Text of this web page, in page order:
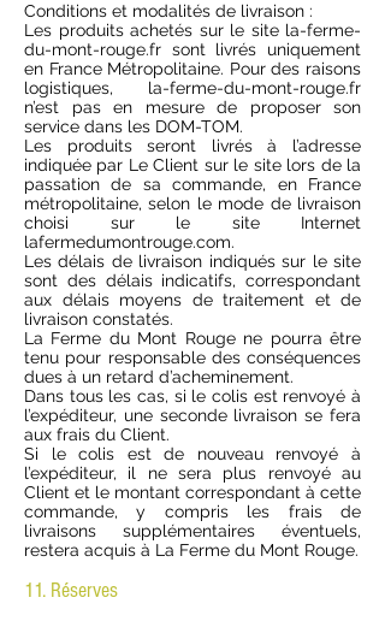
Conditions et modalités de livraison :
Les produits achetés sur le site la-ferme-
du-mont-rouge.fr sont livrés uniquement
en France Métropolitaine. Pour des raisons
logistiques, la-ferme-du-mont-rouge.fr
n’est pas en mesure de proposer son
service dans les DOM-TOM.
Les produits seront livrés à l’adresse
indiquée par Le Client sur le site lors de la
passation de sa commande, en France
métropolitaine, selon le mode de livraison
choisi sur le site Internet
lafermedumontrouge.com.
Les délais de livraison indiqués sur le site
sont des délais indicatifs, correspondant
aux délais moyens de traitement et de
livraison constatés.
La Ferme du Mont Rouge ne pourra être
tenu pour responsable des conséquences
dues à un retard d’acheminement.
Dans tous les cas, si le colis est renvoyé à
l’expéditeur, une seconde livraison se fera
aux frais du Client.
Si le colis est de nouveau renvoyé à
l’expéditeur, il ne sera plus renvoyé au
Client et le montant correspondant à cette
commande, y compris les frais de
livraisons supplémentaires éventuels,
restera acquis à La Ferme du Mont Rouge.
11. Réserves